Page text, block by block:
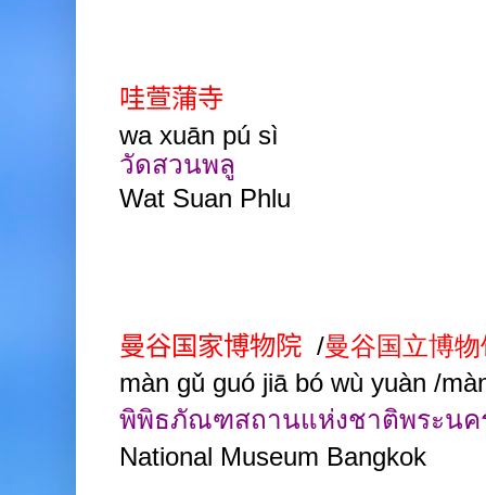
哇萱蒲寺
wa xuān pú sì
วัดสวนพลู
Wat Suan Phlu
曼谷国家博物院 /曼谷国立博
màn gǔ guó jiā bó wù yuàn /
พิพิธภัณฑสถานแห่งชาติพระนค
National Museum Bangkok